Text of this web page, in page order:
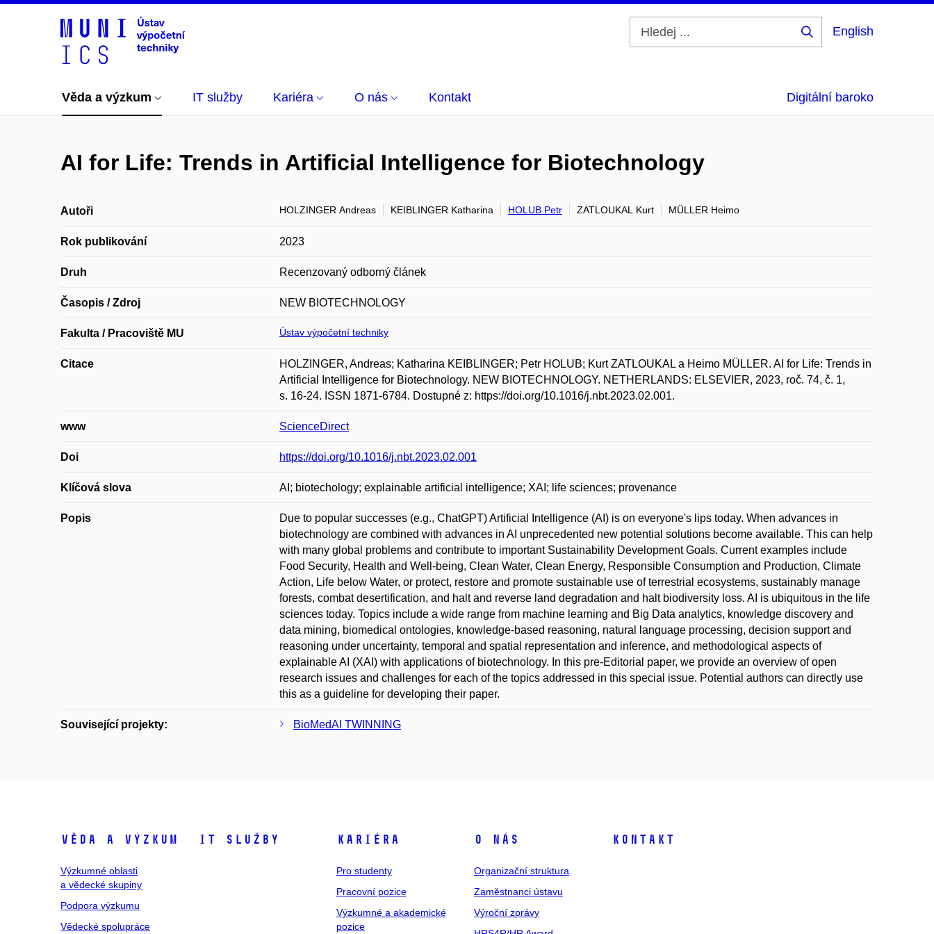
English
Věda a výzkum IT služby Kariéra O nás Kontakt Digitální baroko
AI for Life: Trends in Artificial Intelligence for Biotechnology
Autoři HOLZINGER Andreas KEIBLINGER Katharina HOLUB Petr ZATLOUKAL Kurt MÜLLER Heimo
Rok publikování 2023
Druh Recenzovaný odborný článek
Časopis / Zdroj NEW BIOTECHNOLOGY
Fakulta / Pracoviště MU Ústav výpočetní techniky
Citace
HOLZINGER, Andreas; Katharina KEIBLINGER; Petr HOLUB; Kurt ZATLOUKAL a Heimo MÜLLER. AI for Life: Trends in
Artificial Intelligence for Biotechnology. NEW BIOTECHNOLOGY. NETHERLANDS: ELSEVIER, 2023, roč. 74, č. 1,
s. 16-24. ISSN 1871-6784. Dostupné z: https://doi.org/10.1016/j.nbt.2023.02.001.
www ScienceDirect
Doi https://doi.org/10.1016/j.nbt.2023.02.001
Klíčová slova AI; biotechology; explainable artificial intelligence; XAI; life sciences; provenance
Popis
Due to popular successes (e.g., ChatGPT) Artificial Intelligence (AI) is on everyone's lips today. When advances in
biotechnology are combined with advances in AI unprecedented new potential solutions become available. This can help
with many global problems and contribute to important Sustainability Development Goals. Current examples include
Food Security, Health and Well-being, Clean Water, Clean Energy, Responsible Consumption and Production, Climate
Action, Life below Water, or protect, restore and promote sustainable use of terrestrial ecosystems, sustainably manage
forests, combat desertification, and halt and reverse land degradation and halt biodiversity loss. AI is ubiquitous in the life
sciences today. Topics include a wide range from machine learning and Big Data analytics, knowledge discovery and
data mining, biomedical ontologies, knowledge-based reasoning, natural language processing, decision support and
reasoning under uncertainty, temporal and spatial representation and inference, and methodological aspects of
explainable AI (XAI) with applications of biotechnology. In this pre-Editorial paper, we provide an overview of open
research issues and challenges for each of the topics addressed in this special issue. Potential authors can directly use
this as a guideline for developing their paper.
Související projekty: BioMedAI TWINNING
Věda a výzkum
Výzkumné oblasti
a vědecké skupiny
Podpora výzkumu
Vědecké spolupráce
IT služby Kariéra
Pro studenty
Pracovní pozice
Výzkumné a akademické
pozice
O nás
Organizační struktura
Zaměstnanci ústavu
Výroční zprávy
Kontakt